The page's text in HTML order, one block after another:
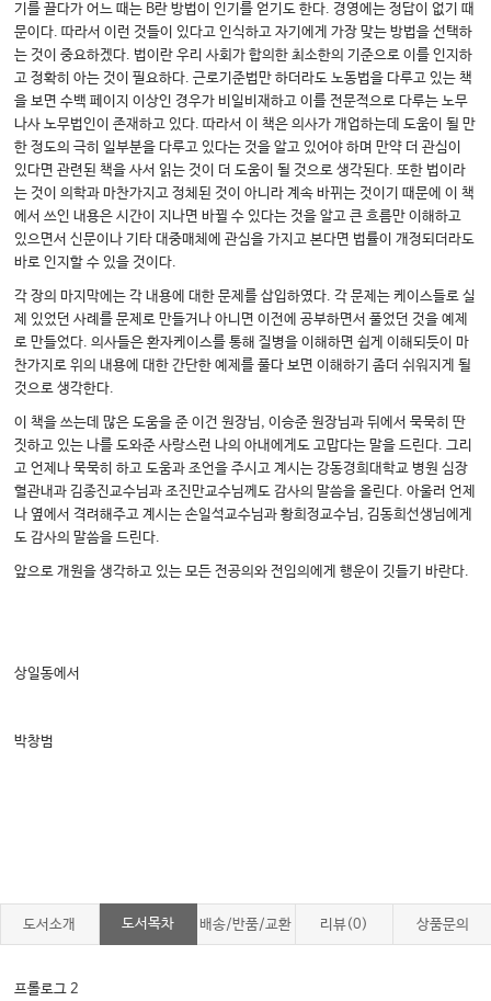
기를 끌다가 어느 때는 B란 방법이 인기를 얻기도 한다. 경영에는 정답이 없기 때
문이다. 따라서 이런 것들이 있다고 인식하고 자기에게 가장 맞는 방법을 선택하
는 것이 중요하겠다. 법이란 우리 사회가 합의한 최소한의 기준으로 이를 인지하
고 정확히 아는 것이 필요하다. 근로기준법만 하더라도 노동법을 다루고 있는 책
을 보면 수백 페이지 이상인 경우가 비일비재하고 이를 전문적으로 다루는 노무
나사 노무법인이 존재하고 있다. 따라서 이 책은 의사가 개업하는데 도움이 될 만
한 정도의 극히 일부분을 다루고 있다는 것을 알고 있어야 하며 만약 더 관심이
있다면 관련된 책을 사서 읽는 것이 더 도움이 될 것으로 생각된다. 또한 법이라
는 것이 의학과 마찬가지고 정체된 것이 아니라 계속 바뀌는 것이기 때문에 이 책
에서 쓰인 내용은 시간이 지나면 바뀔 수 있다는 것을 알고 큰 흐름만 이해하고
있으면서 신문이나 기타 대중매체에 관심을 가지고 본다면 법률이 개정되더라도
바로 인지할 수 있을 것이다.
각 장의 마지막에는 각 내용에 대한 문제를 삽입하였다. 각 문제는 케이스들로 실
제 있었던 사례를 문제로 만들거나 아니면 이전에 공부하면서 풀었던 것을 예제
로 만들었다. 의사들은 환자케이스를 통해 질병을 이해하면 쉽게 이해되듯이 마
찬가지로 위의 내용에 대한 간단한 예제를 풀다 보면 이해하기 좀더 쉬워지게 될
것으로 생각한다.
이 책을 쓰는데 많은 도움을 준 이건 원장님, 이승준 원장님과 뒤에서 묵묵히 딴
짓하고 있는 나를 도와준 사랑스런 나의 아내에게도 고맙다는 말을 드린다. 그리
고 언제나 묵묵히 하고 도움과 조언을 주시고 계시는 강동경희대학교 병원 심장
혈관내과 김종진교수님과 조진만교수님께도 감사의 말씀을 올린다. 아울러 언제
나 옆에서 격려해주고 계시는 손일석교수님과 황희정교수님, 김동희선생님에게
도 감사의 말씀을 드린다.
앞으로 개원을 생각하고 있는 모든 전공의와 전임의에게 행운이 깃들기 바란다.
상일동에서
박창범
도서소개 도서목차 배송/반품/교환 리뷰(0) 상품문의
프롤로그 2